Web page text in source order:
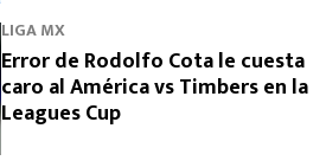
LIGA MX
Error de Rodolfo Cota le cuesta
caro al América vs Timbers en la
Leagues Cup